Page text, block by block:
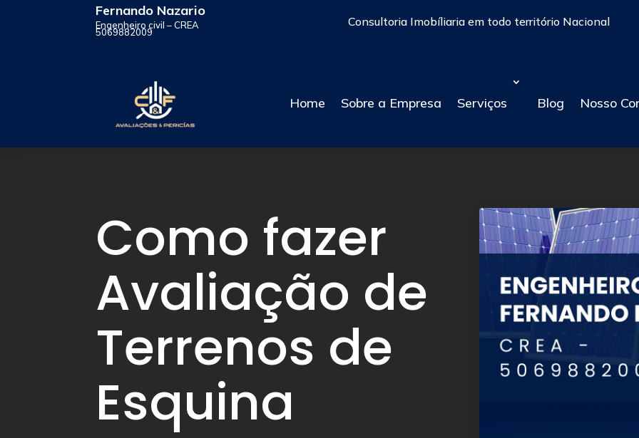
Fernando Nazario
Engenheiro civil – CREA
5069882009
Consultoria Imobíliaria em todo território Nacional
Home Sobre a Empresa Serviços Blog Nosso
Como fazer
Avaliação de
Terrenos de
Esquina